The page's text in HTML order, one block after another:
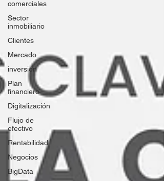
comerciales
Sector
inmobiliario
Clientes
Mercado
inversión
Plan
financiero
Digitalización
Flujo de
efectivo
Rentabilidad
Negocios
BigData